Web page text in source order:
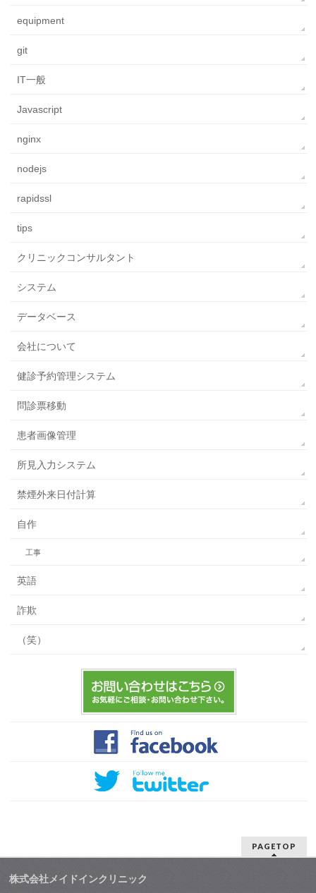
equipment
git
IT一般
Javascript
nginx
nodejs
rapidssl
tips
クリニックコンサルタント
システム
データベース
会社について
健診予約管理システム
問診票移動
患者画像管理
所見入力システム
禁煙外来日付計算
自作
工事
英語
詐欺
（笑）
PAGETOP
株式会社メイドインクリニック